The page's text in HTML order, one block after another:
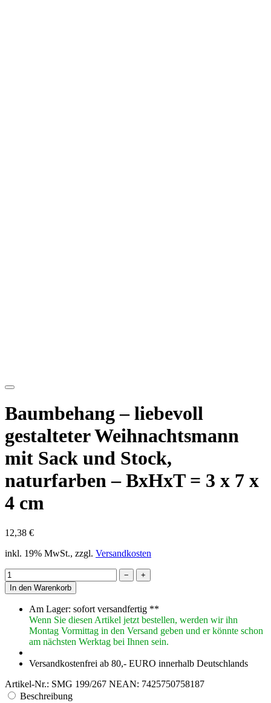
Baumbehang – liebevoll
gestalteter Weihnachtsmann
mit Sack und Stock,
naturfarben – BxHxT = 3 x 7 x
4 cm
12,38 €
inkl. 19% MwSt., zzgl. Versandkosten
−
+
In den Warenkorb
Am Lager: sofort versandfertig **
Wenn Sie diesen Artikel jetzt bestellen, werden wir ihn
Montag Vormittag in den Versand geben und er könnte schon
am nächsten Werktag bei Ihnen sein.
Versandkostenfrei ab 80,- EURO innerhalb Deutschlands
Artikel-Nr.: SMG 199/267 NEAN: 7425750758187
Beschreibung